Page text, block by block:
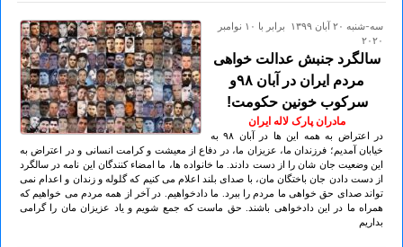
سه-شنبه ۲۰ آبان ۱۳۹۹ برابر با ۱۰ نوامبر
۲۰۲۰
سالگرد جنبش عدالت خواهی
مردم ایران در آبان ۹۸و
سرکوب خونین حکومت!
مادران پارک لاله ایران
در اعتراض به همه این ها در آبان ۹۸ به
خیابان آمدیم؛ فرزندان ما، عزیزان ما، در دفاع از معیشت و کرامت انسانی و در اعتراض به
این وضعیت جان شان را از دست دادند. ما خانواده ها، ما امضاء کنندگان این نامه در سالگرد
از دست دادن جان باختگان مان، با صدای بلند اعلام می کنیم که گلوله و زندان و اعدام نمی
تواند صدای حق خواهی ما مردم را ببرد. ما دادخواهیم. در آخر از همه مردم می خواهیم که
همراه ما در این دادخواهی باشند. حق ماست که جمع شویم و یاد عزیزان مان را گرامی
بداریم